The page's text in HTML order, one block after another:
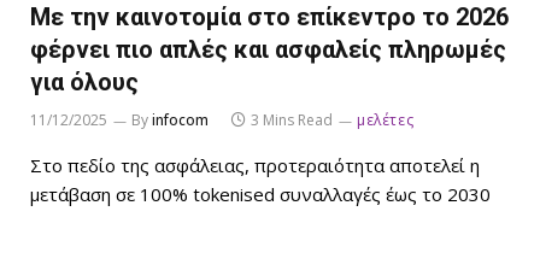
Με την καινοτομία στο επίκεντρο το 2026
φέρνει πιο απλές και ασφαλείς πληρωμές
για όλους
11/12/2025 Byinfocom 3 Mins Read μελέτες
Στο πεδίο της ασφάλειας, προτεραιότητα αποτελεί η
μετάβαση σε 100% tokenised συναλλαγές έως το 2030